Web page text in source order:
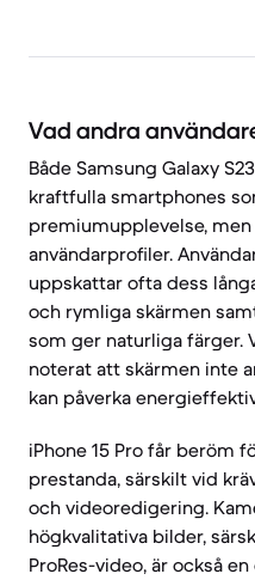
Vad andra
Både Samsung Galaxy
kraftfulla smartphones
premiumupplevelse,
användarprofiler.
uppskattar ofta dess
och rymliga skärmen
som ger naturliga färger.
noterat att skärmen inte
kan påverka
iPhone 15 Pro får beröm
prestanda, särskilt vid
och videoredigering.
högkvalitativa bilder,
ProRes-video, är också